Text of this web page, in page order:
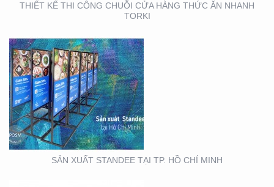
THIẾT KẾ THI CÔNG CHUỖI CỬA HÀNG THỨC ĂN NHANH
TORKI
SẢN XUẤT STANDEE TẠI TP. HỒ CHÍ MINH
THIẾT KẾ THI CÔNG
KIOSK TẠI TP. HỒ CHÍ
MINH